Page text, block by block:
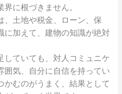
に根づきません。
、土地や税金、ローン、保
に加えて、建物の知識が絶対
していても、対人コミュニケ
囲気、自分に自信を持ってい
かむのがうまく、結果として